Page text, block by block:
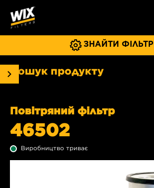
ЗНАЙТИ ФІЛЬТР
Пошук продукту
Повітряний фільтр
46502
Виробництво триває